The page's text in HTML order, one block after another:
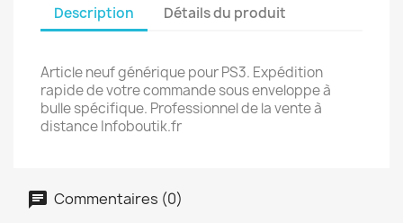
Description Détails du produit
Article neuf générique pour PS3. Expédition
rapide de votre commande sous enveloppe à
bulle spécifique. Professionnel de la vente à
distance Infoboutik.fr
Commentaires (0)